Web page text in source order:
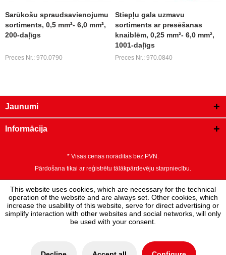
Sarūkošu spraudsavienojumu
sortiments, 0,5 mm²- 6,0 mm²,
200-daļīgs
Preces Nr.: 970.0790
Stiepļu gala uzmavu
sortiments ar presēšanas
knaiblēm, 0,25 mm²- 6,0 mm²,
1001-daļīgs
Preces Nr.: 970.0840
Jaunumi
Informācija
* Visas cenas norādītas bez PVN.
Pārdošana tikai ar reģistrētu tālākpārdevēju starpniecību.
This website uses cookies, which are necessary for the technical
operation of the website and are always set. Other cookies, which
increase the usability of this website, serve for direct advertising or
simplify interaction with other websites and social networks, will only
be used with your consent.